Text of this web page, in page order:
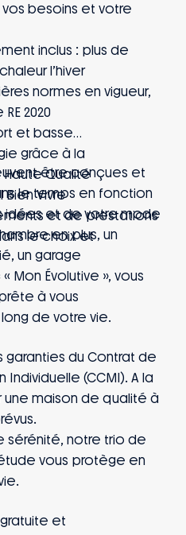
besoins et votre
inclus : plus de
l’hiver
normes en vigueur,
2020
et basse
grâce à la
Qualité
Vivre
et de prestations
le choix et
être conçues et
le temps en fonction
idées et de votre mode
en plus, un
un garage
Mon Évolutive », vous
à vous
de votre vie.
garanties du Contrat de
(CCMI). A la
une maison de qualité à
sérénité, notre trio de
vous protège en
et